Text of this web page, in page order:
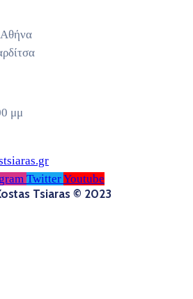
μμ
TwitterYoutube
Tsiaras © 2023